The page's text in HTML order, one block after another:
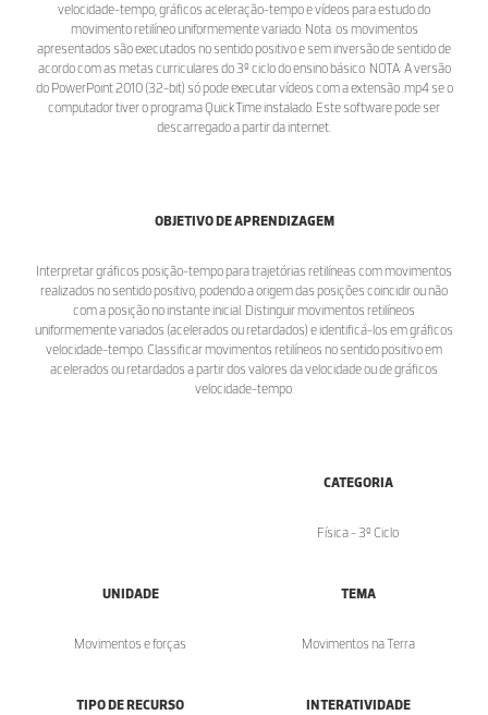
velocidade-tempo, gráficos aceleração-tempo e vídeos para estudo do
movimento retilíneo uniformemente variado. Nota: os movimentos
apresentados são executados no sentido positivo e sem inversão de sentido de
acordo com as metas curriculares do 3º ciclo do ensino básico. NOTA: A versão
do PowerPoint 2010 (32-bit) só pode executar vídeos com a extensão .mp4 se o
computador tiver o programa QuickTime instalado. Este software pode ser
descarregado a partir da internet.
OBJETIVO DE APRENDIZAGEM
Interpretar gráficos posição-tempo para trajetórias retilíneas com movimentos
realizados no sentido positivo, podendo a origem das posições coincidir ou não
com a posição no instante inicial. Distinguir movimentos retilíneos
uniformemente variados (acelerados ou retardados) e identificá-los em gráficos
velocidade-tempo. Classificar movimentos retilíneos no sentido positivo em
acelerados ou retardados a partir dos valores da velocidade ou de gráficos
velocidade-tempo.
CATEGORIA
Física - 3º Ciclo
UNIDADE
Movimentos e forças
TEMA
Movimentos na Terra
TIPO DE RECURSO INTERATIVIDADE